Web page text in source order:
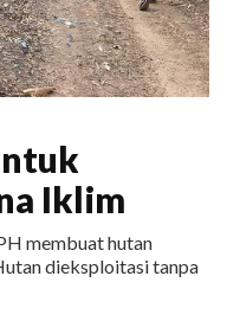
Iklim
membuat hutan
dieksploitasi tanpa